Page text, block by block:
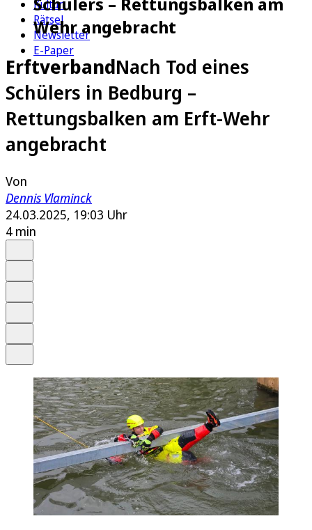
Kultur
Rätsel
Newsletter
E-Paper
Wehr angebracht
ErftverbandNach Tod eines
Schülers in Bedburg –
Rettungsbalken am Erft-Wehr
angebracht
Von
Dennis Vlaminck
24.03.2025, 19:03 Uhr
4 min